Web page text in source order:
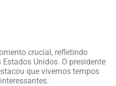
crucial, refletindo
Unidos. O presidente
que vivemos tempos